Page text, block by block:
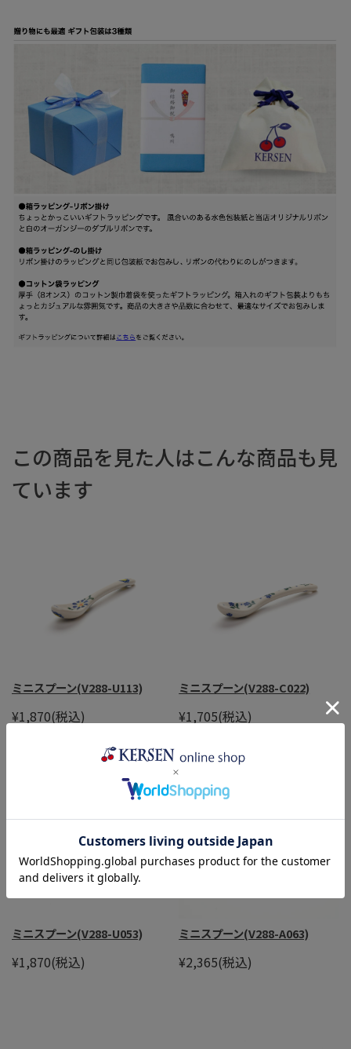
この商品を見た人はこんな商品も見
ています
ミニスプーン(V288-U113)
¥1,870(税込)
ミニスプーン(V288-C022)
¥1,705(税込)
ミニスプーン(V288-U053)
¥1,870(税込)
ミニスプーン(V288-A063)
¥2,365(税込)